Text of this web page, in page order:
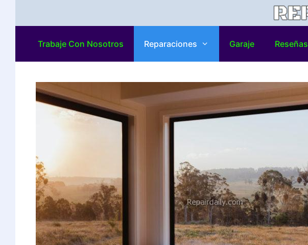
Trabaje Con Nosotros Reparaciones Garaje Reseñas